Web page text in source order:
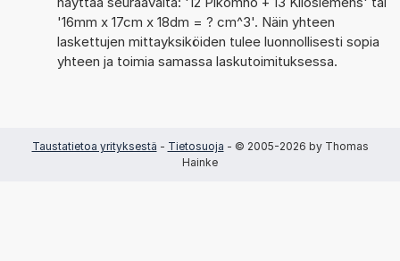
'16mm x 17cm x 18dm = ? cm^3'. Näin yhteen
laskettujen mittayksiköiden tulee luonnollisesti sopia
yhteen ja toimia samassa laskutoimituksessa.
Taustatietoa yrityksestä - Tietosuoja - © 2005-2026 by Thomas
Hainke